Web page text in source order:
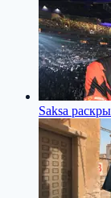
Saksa